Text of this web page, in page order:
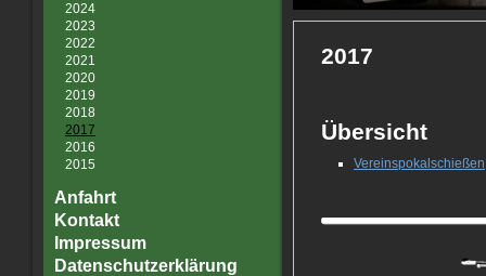
2024
2023
2022
2021
2020
2019
2018
2017
2016
2015
Anfahrt
Kontakt
Impressum
Datenschutzerklärung
2017
Übersicht
Vereinspokalschießen